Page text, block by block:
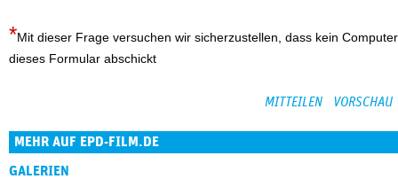
Mit dieser Frage versuchen wir sicherzustellen, dass kein Computer
dieses Formular abschickt
MEHR AUF EPD-FILM.DE
GALERIEN